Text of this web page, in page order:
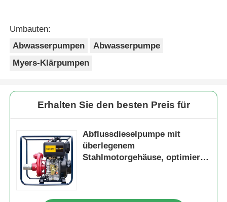
Umbauten:
Abwasserpumpen
Abwasserpumpe
Myers-Klärpumpen
Erhalten Sie den besten Preis für
Abflussdieselpumpe mit
überlegenem
Stahlmotorgehäuse, optimiert